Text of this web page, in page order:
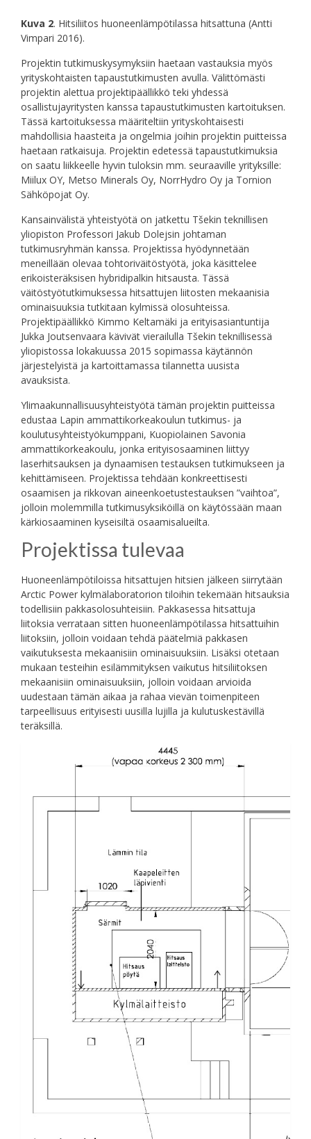
Kuva 2. Hitsiliitos huoneenlämpötilassa hitsattuna (Antti
Vimpari 2016).
Projektin tutkimuskysymyksiin haetaan vastauksia myös
yrityskohtaisten tapaustutkimusten avulla. Välittömästi
projektin alettua projektipäällikkö teki yhdessä
osallistujayritysten kanssa tapaustutkimusten kartoituksen.
Tässä kartoituksessa määriteltiin yrityskohtaisesti
mahdollisia haasteita ja ongelmia joihin projektin puitteissa
haetaan ratkaisuja. Projektin edetessä tapaustutkimuksia
on saatu liikkeelle hyvin tuloksin mm. seuraaville yrityksille:
Miilux OY, Metso Minerals Oy, NorrHydro Oy ja Tornion
Sähköpojat Oy.
Kansainvälistä yhteistyötä on jatkettu Tšekin teknillisen
yliopiston Professori Jakub Dolejsin johtaman
tutkimusryhmän kanssa. Projektissa hyödynnetään
meneillään olevaa tohtoriväitöstyötä, joka käsittelee
erikoisteräksisen hybridipalkin hitsausta. Tässä
väitöstyötutkimuksessa hitsattujen liitosten mekaanisia
ominaisuuksia tutkitaan kylmissä olosuhteissa.
Projektipäällikkö Kimmo Keltamäki ja erityisasiantuntija
Jukka Joutsenvaara kävivät vierailulla Tšekin teknillisessä
yliopistossa lokakuussa 2015 sopimassa käytännön
järjestelyistä ja kartoittamassa tilannetta uusista
avauksista.
Ylimaakunnallisuusyhteistyötä tämän projektin puitteissa
edustaa Lapin ammattikorkeakoulun tutkimus- ja
koulutusyhteistyökumppani, Kuopiolainen Savonia
ammattikorkeakoulu, jonka erityisosaaminen liittyy
laserhitsauksen ja dynaamisen testauksen tutkimukseen ja
kehittämiseen. Projektissa tehdään konkreettisesti
osaamisen ja rikkovan aineenkoetustestauksen ”vaihtoa”,
jolloin molemmilla tutkimusyksiköillä on käytössään maan
kärkiosaaminen kyseisiltä osaamisalueilta.
Projektissa tulevaa
Huoneenlämpötiloissa hitsattujen hitsien jälkeen siirrytään
Arctic Power kylmälaboratorion tiloihin tekemään hitsauksia
todellisiin pakkasolosuhteisiin. Pakkasessa hitsattuja
liitoksia verrataan sitten huoneenlämpötilassa hitsattuihin
liitoksiin, jolloin voidaan tehdä päätelmiä pakkasen
vaikutuksesta mekaanisiin ominaisuuksiin. Lisäksi otetaan
mukaan testeihin esilämmityksen vaikutus hitsiliitoksen
mekaanisiin ominaisuuksiin, jolloin voidaan arvioida
uudestaan tämän aikaa ja rahaa vievän toimenpiteen
tarpeellisuus erityisesti uusilla lujilla ja kulutuskestävillä
teräksillä.